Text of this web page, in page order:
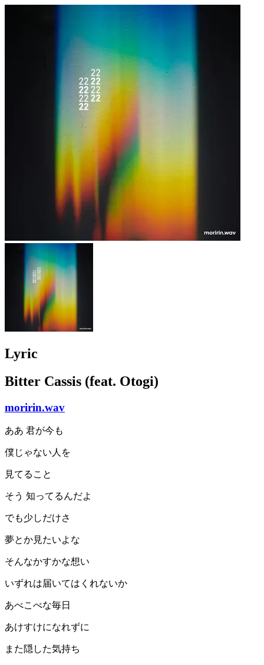
Lyric
Bitter Cassis (feat. Otogi)
moririn.wav
ああ 君が今も
僕じゃない人を
見てること
そう 知ってるんだよ
でも少しだけさ
夢とか見たいよな
そんなかすかな想い
いずれは届いてはくれないか
あべこべな毎日
あけすけになれずに
また隠した気持ち